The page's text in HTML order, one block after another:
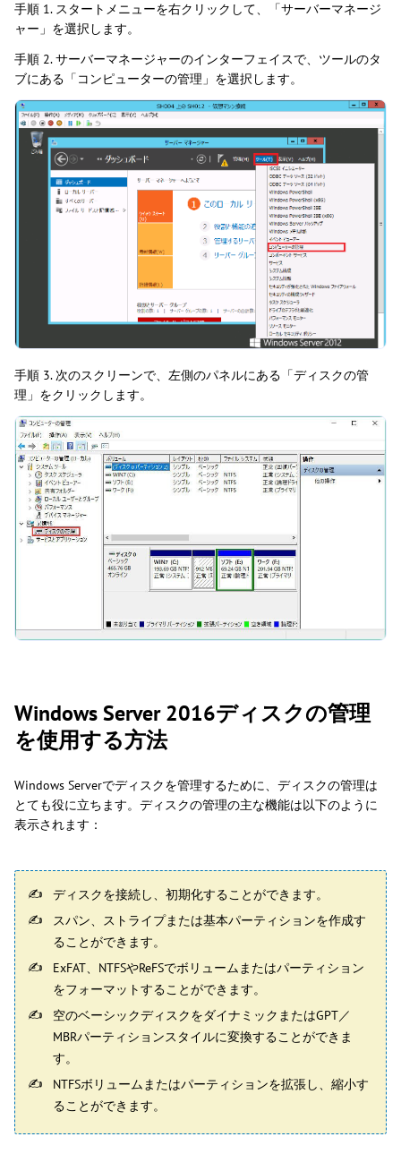
手順 1. スタートメニューを右クリックして、「サーバーマネージ
ャー」を選択します。
手順 2. サーバーマネージャーのインターフェイスで、ツールのタ
ブにある「コンピューターの管理」を選択します。
手順 3. 次のスクリーンで、左側のパネルにある「ディスクの管
理」をクリックします。
Windows Server 2016ディスクの管理
を使用する方法
Windows Serverでディスクを管理するために、ディスクの管理は
とても役に立ちます。ディスクの管理の主な機能は以下のように
表示されます：
ディスクを接続し、初期化することができます。
スパン、ストライプまたは基本パーティションを作成す
ることができます。
ExFAT、NTFSやReFSでボリュームまたはパーティション
をフォーマットすることができます。
空のベーシックディスクをダイナミックまたはGPT／
MBRパーティションスタイルに変換することができま
す。
NTFSボリュームまたはパーティションを拡張し、縮小す
ることができます。